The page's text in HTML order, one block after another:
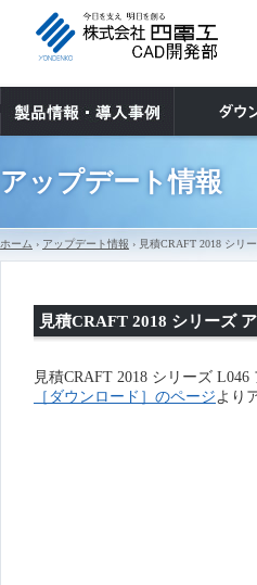
アップデート情報
ホーム › アップデート情報 › 見積CRAFT 2018 シリ
見積CRAFT 2018 シリーズ
見積CRAFT 2018 シリーズ
［ダウンロード］のページより